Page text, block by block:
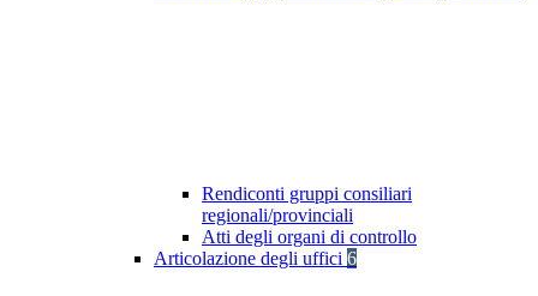
Rendiconti gruppi consiliari
regionali/provinciali
Atti degli organi di controllo
Articolazione degli uffici 6